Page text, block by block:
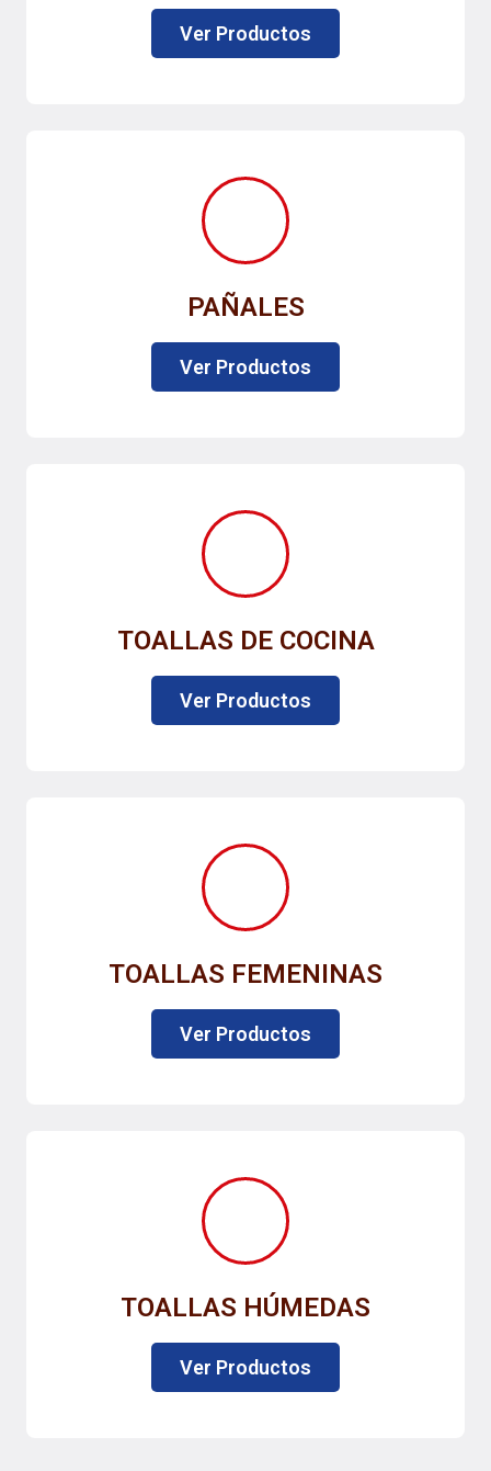
Ver Productos
PAÑALES
Ver Productos
TOALLAS DE COCINA
Ver Productos
TOALLAS FEMENINAS
Ver Productos
TOALLAS HÚMEDAS
Ver Productos